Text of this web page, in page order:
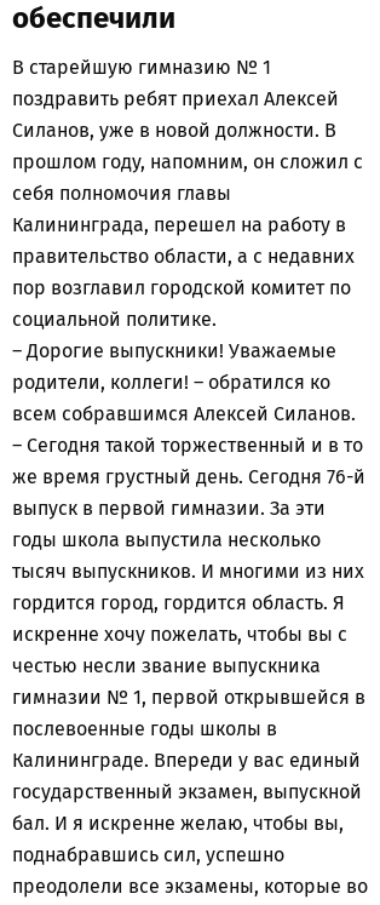
обеспечили
В старейшую гимназию № 1
поздравить ребят приехал Алексей
Силанов, уже в новой должности. В
прошлом году, напомним, он сложил с
себя полномочия главы
Калининграда, перешел на работу в
правительство области, а с недавних
пор возглавил городской комитет по
социальной политике.
– Дорогие выпускники! Уважаемые
родители, коллеги! – обратился ко
всем собравшимся Алексей Силанов.
– Сегодня такой торжественный и в то
же время грустный день. Сегодня 76-й
выпуск в первой гимназии. За эти
годы школа выпустила несколько
тысяч выпускников. И многими из них
гордится город, гордится область. Я
искренне хочу пожелать, чтобы вы с
честью несли звание выпускника
гимназии № 1, первой открывшейся в
послевоенные годы школы в
Калининграде. Впереди у вас единый
государственный экзамен, выпускной
бал. И я искренне желаю, чтобы вы,
поднабравшись сил, успешно
преодолели все экзамены, которые во